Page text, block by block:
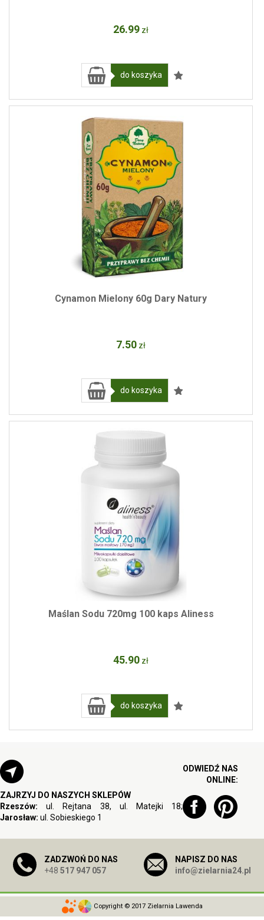
26.99 zł
do koszyka
Cynamon Mielony 60g Dary Natury
7.50 zł
do koszyka
Maślan Sodu 720mg 100 kaps Aliness
45.90 zł
do koszyka
ZAJRZYJ DO NASZYCH SKLEPÓW
Rzeszów: ul. Rejtana 38, ul. Matejki 18;
Jarosław: ul. Sobieskiego 1
ODWIEDŹ NAS
ONLINE:
ZADZWOŃ DO NAS
+48 517 947 057
NAPISZ DO NAS
info@zielarnia24.pl
Copyright © 2017 Zielarnia Lawenda